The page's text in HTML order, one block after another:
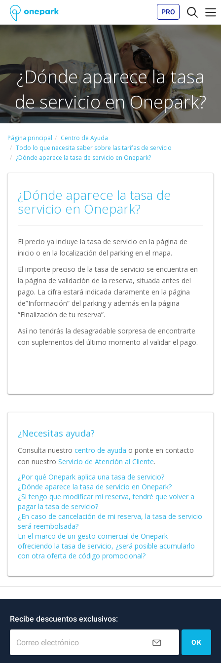
PRO
¿Dónde aparece la tasa
de servicio en Onepark?
Página principal
Centro de Ayuda
Todo lo que necesita saber sobre las tarifas de servicio
¿Dónde aparece la tasa de servicio en Onepark?
¿Dónde aparece la tasa de
servicio en Onepark?
El precio ya incluye la tasa de servicio en la página de
inicio o en la localización del parking en el mapa.
El importe preciso de la tasa de servicio se encuentra en
la página de validación de la reserva, situada antes del
pago. La cifra estará indicada claramente en la página
de”Información” del parking y además en la página
“Finalización de tu reserva”.
Así no tendrás la desagradable sorpresa de encontrarte
con suplementos del último momento al validar el pago.
¿Necesitas ayuda?
Consulta nuestro centro de ayuda o ponte en contacto
con nuestro Servicio de Atención al Cliente.
¿Por qué Onepark aplica una tasa de servicio?
¿Dónde aparece la tasa de servicio en Onepark?
¿Si tengo que modificar mi reserva, tendré que volver a
pagar la tasa de servicio?
¿En caso de cancelación de mi reserva, la tasa de servicio
será reembolsada?
En el marco de un gesto comercial de Onepark
ofreciendo la tasa de servicio, ¿será posible acumularlo
con otra oferta de código promocional?
Recibe descuentos exclusivos:
Correo electrónico OK